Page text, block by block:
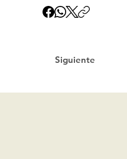
Siguiente